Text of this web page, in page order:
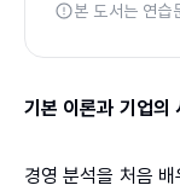
본 도서는 연습
기본 이론과 기업의
경영 분석을 처음